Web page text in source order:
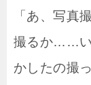
「あ、写
撮るか……い
かしたの撮